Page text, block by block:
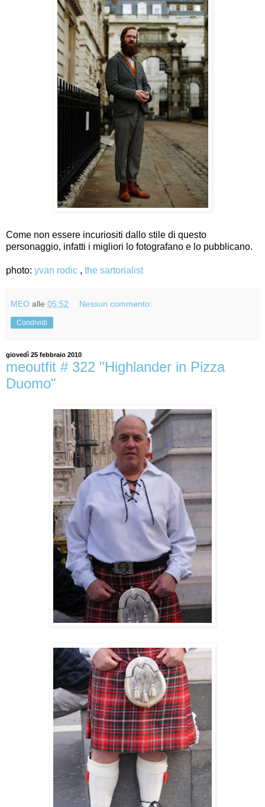
Come non essere incuriositi dallo stile di questo
personaggio, infatti i migliori lo fotografano e lo pubblicano.
photo: yvan rodic , the sartorialist
MEO alle 05:52 Nessun commento:
Condividi
giovedì 25 febbraio 2010
meoutfit # 322 "Highlander in Pizza
Duomo"